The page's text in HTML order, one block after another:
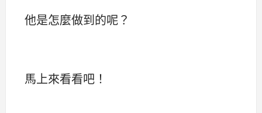
他是怎麼做到的呢？
馬上來看看吧！